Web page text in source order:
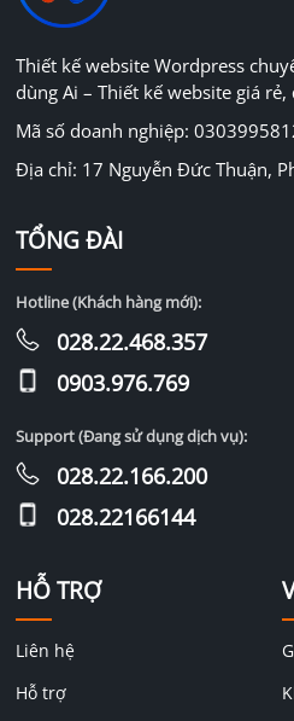
Thiết kế website Wordpress
dùng Ai – Thiết kế website giá rẻ,
Mã số doanh nghiệp:
Địa chỉ: 17 Nguyễn Đức Thuận,
HỖ TRỢ
Liên hệ
Hỗ trợ
TỔNG ĐÀI
Hotline (Khách hàng mới):
028.22.468.357
0903.976.769
Support (Đang sử dụng dịch vụ):
028.22.166.200
028.22166144